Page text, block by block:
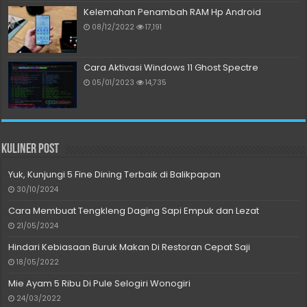
Kelemahan Penambah RAM Hp Android
08/12/2022 17,191
Cara Aktivasi Windows 11 Ghost Spectre
05/01/2023 14,735
Kuliner Post
Yuk, Kunjungi 5 Fine Dining Terbaik di Balikpapan
30/10/2024
Cara Membuat Tengkleng Daging Sapi Empuk dan Lezat
21/05/2024
Hindari Kebiasaan Buruk Makan Di Restoran Cepat Saji
18/05/2022
Mie Ayam 5 Ribu Di Pule Selogiri Wonogiri
24/03/2022